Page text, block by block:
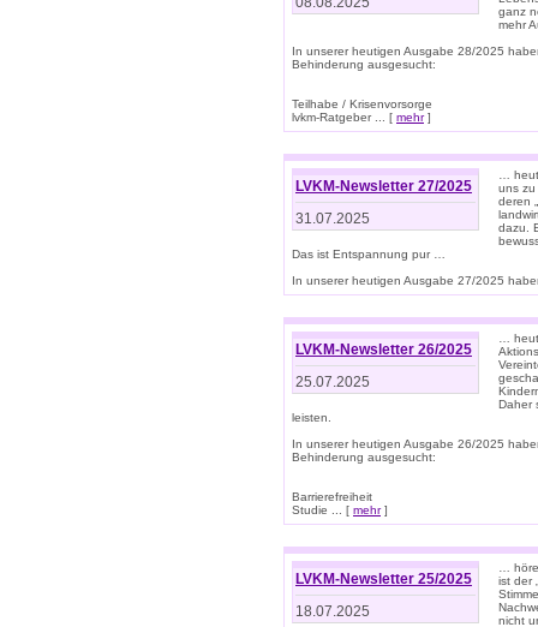
ganz
mehr
In unserer heutigen Ausgabe 28/2025
Behinderung ausgesucht:
Teilhabe / Krisenvorsorge
lvkm-Ratgeber ... [ mehr]
LVKM-Newsletter 27/2025
31.07.2025
…
uns zu
deren
dazu.
Das ist Entspannung pur …
In unserer heutigen Ausgabe 27/2025
LVKM-Newsletter 26/2025
25.07.2025
…
Daher
leisten.
In unserer heutigen Ausgabe 26/2025
Behinderung ausgesucht:
Barrierefreiheit
Studie ... [ mehr]
LVKM-Newsletter 25/2025
18.07.2025
…
ist der
nicht